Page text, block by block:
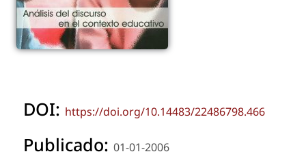
DOI: https://doi.org/10.14483/22486798.466
Publicado: 01-01-2006